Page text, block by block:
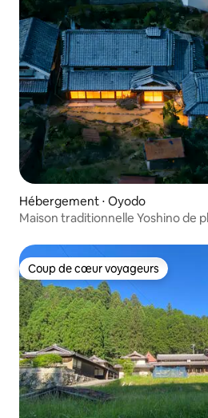
Hébergement ⋅ Oyodo
Maison traditionnelle Yoshino de
hébergement calme entouré de
Coup de cœur voyageurs
Coup de cœur voyageurs